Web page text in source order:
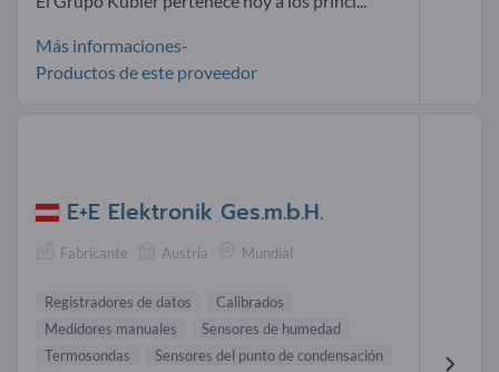
Más informaciones-
Productos de este proveedor
E+E Elektronik Ges.m.b.H.
Fabricante Austria Mundial
Registradores de datos
Calibrados
Medidores manuales
Sensores de humedad
Termosondas
Sensores del punto de condensación